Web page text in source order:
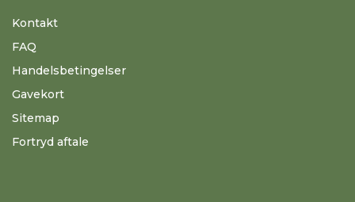
Kontakt
FAQ
Handelsbetingelser
Gavekort
Sitemap
Fortryd aftale